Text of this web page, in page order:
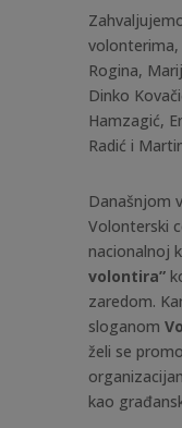
volonterima,
Rogina,
Dinko
Hamzagić,
Radić i
Današnjom
Volonterski
nacionalnoj
volontira”
zaredom.
sloganom
želi se
kao